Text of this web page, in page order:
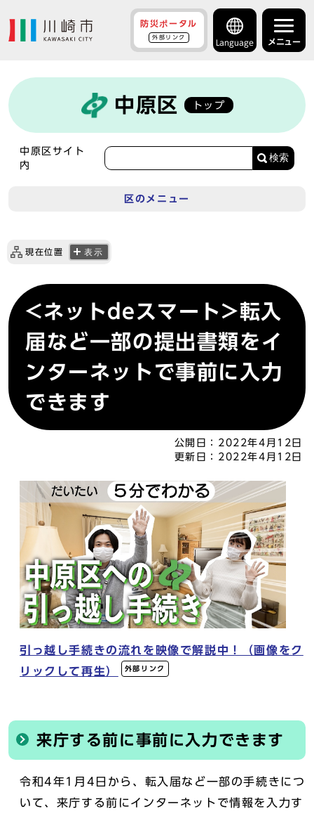
防災ポータル
外部リンク
Language メニュー
中原区 トップ
中原区サイト
内
検索
区のメニュー
現在位置 表示
<ネットdeスマート>転入
届など一部の提出書類をイ
ンターネットで事前に入力
できます
公開日： 2022年4月12日
更新日： 2022年4月12日
引っ越し手続きの流れを映像で解説中！（画像をク
リックして再生）
外部リンク
来庁する前に事前に入力できます
令和4年1月4日から、転入届など一部の手続きにつ
いて、来庁する前にインターネットで情報を入力す